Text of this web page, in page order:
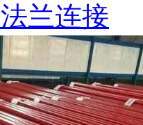
法兰连接